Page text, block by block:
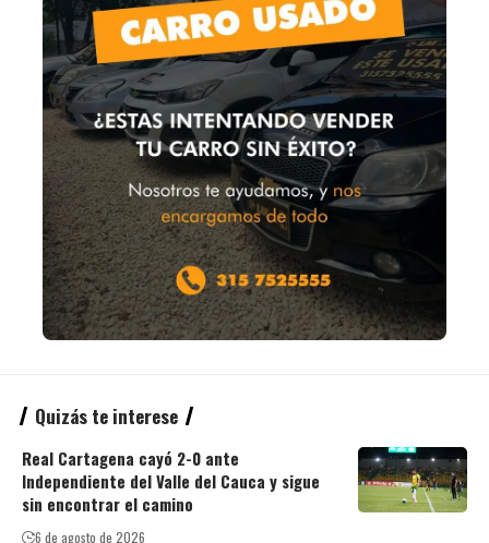
Quizás te interese
Real Cartagena cayó 2-0 ante
Independiente del Valle del Cauca y sigue
sin encontrar el camino
6 de agosto de 2026